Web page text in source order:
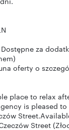
za
oferty o
place to relax
is pleased
Street